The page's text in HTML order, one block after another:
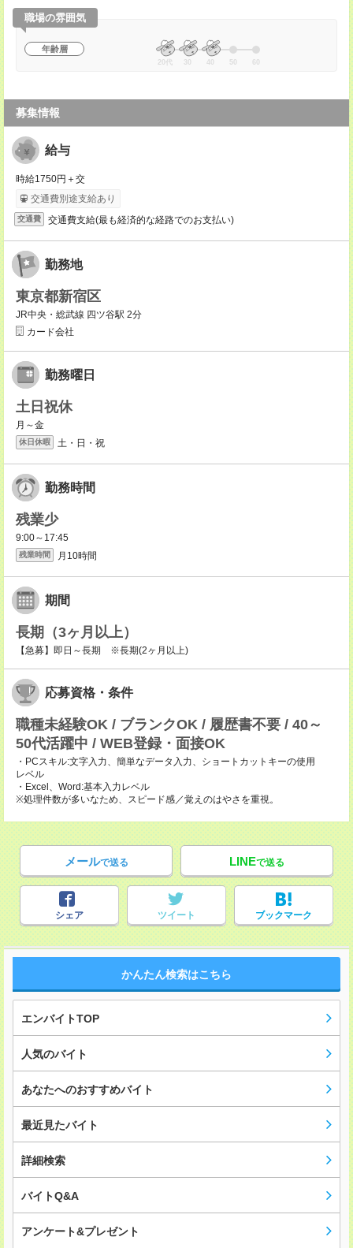
職場の雰囲気
年齢層
20代 30 40 50 60
募集情報
給与
時給1750円＋交
交通費別途支給あり
交通費 交通費支給(最も経済的な経路でのお支払い)
勤務地
東京都新宿区
JR中央・総武線 四ツ谷駅 2分
カード会社
勤務曜日
土日祝休
月～金
休日休暇 土・日・祝
勤務時間
残業少
9:00～17:45
残業時間 月10時間
期間
長期（3ヶ月以上）
【急募】即日～長期 ※長期(2ヶ月以上)
応募資格・条件
職種未経験OK / ブランクOK / 履歴書不要 / 40～
50代活躍中 / WEB登録・面接OK
・PCスキル:文字入力、簡単なデータ入力、ショートカットキーの使用
レベル
・Excel、Word:基本入力レベル
※処理件数が多いなため、スピード感／覚えのはやさを重視。
メールで送る LINEで送る
シェア ツイート ブックマーク
かんたん検索はこちら
エンバイトTOP
人気のバイト
あなたへのおすすめバイト
最近見たバイト
詳細検索
バイトQ&A
アンケート&プレゼント